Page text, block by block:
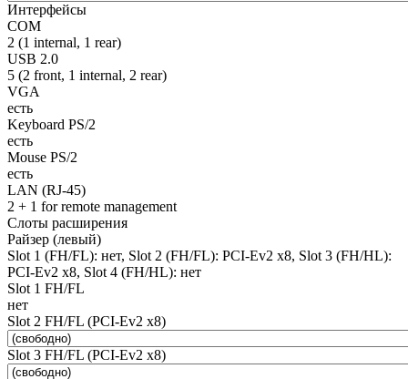
Интерфейсы
COM
2 (1 internal, 1 rear)
USB 2.0
5 (2 front, 1 internal, 2 rear)
VGA
есть
Keyboard PS/2
есть
Mouse PS/2
есть
LAN (RJ-45)
2 + 1 for remote management
Слоты расширения
Райзер (левый)
Slot 1 (FH/FL): нет, Slot 2 (FH/FL): PCI-Ev2 x8, Slot 3 (FH/HL):
PCI-Ev2 x8, Slot 4 (FH/HL): нет
Slot 1 FH/FL
нет
Slot 2 FH/FL (PCI-Ev2 x8)
Slot 3 FH/FL (PCI-Ev2 x8)